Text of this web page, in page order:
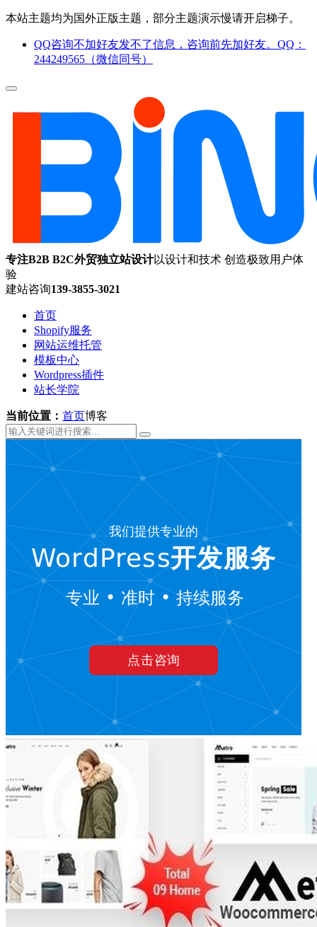
本站主题均为国外正版主题，部分主题演示慢请开启梯子。
QQ咨询不加好友发不了信息，咨询前先加好友。QQ：
244249565（微信同号）
专注B2B B2C外贸独立站设计以设计和技术 创造极致用户体
验
建站咨询139-3855-3021
首页
Shopify服务
网站运维托管
模板中心
Wordpress插件
站长学院
当前位置： 首页博客